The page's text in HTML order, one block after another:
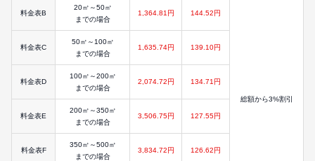
総額から3%割引
料金表B
20㎥～50㎥
までの場合
1,364.81円 144.52円
料金表C
50㎥～100㎥
までの場合
1,635.74円 139.10円
料金表D
100㎥～200㎥
までの場合
2,074.72円 134.71円
料金表E
200㎥～350㎥
までの場合
3,506.75円 127.55円
料金表F
350㎥～500㎥
までの場合
3,834.72円 126.62円